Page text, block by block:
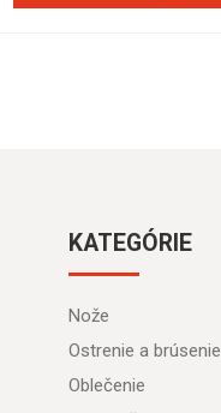
KATEGÓRIE
Nože
Ostrenie a brúsenie
Oblečenie